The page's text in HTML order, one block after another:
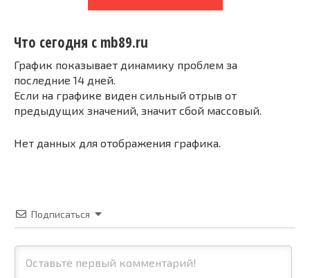
Что сегодня с mb89.ru
График показывает динамику проблем за
последние 14 дней.
Если на графике виден сильный отрыв от
предыдущих значений, значит сбой массовый.
Нет данных для отображения графика.
Подписаться